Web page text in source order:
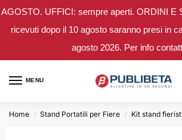
AGOSTO. UFFICI: sempre aperti. ORDINI E
ricevuti dopo il 10 agosto saranno presi in
agosto 2026. Per info
MENU
Home / Stand Portatili per Fiere / Kit stand